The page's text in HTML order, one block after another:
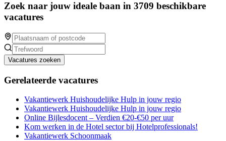
Zoek naar jouw ideale baan in 3709 beschikbare
vacatures
Vacatures zoeken
Gerelateerde vacatures
Vakantiewerk Huishoudelijke Hulp in jouw regio
Vakantiewerk Huishoudelijke Hulp in jouw regio
Online Bijlesdocent – Verdien €20-€50 per uur
Kom werken in de Hotel sector bij Hotelprofessionals!
Vakantiewerk Schoonmaak